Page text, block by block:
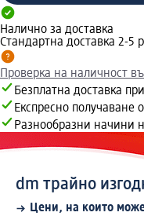
Налично за доставка
Стандартна доставка 2-5
Проверка на наличност
Безплатна доставка
Експресно получаване
Разнообразни начини
dm трайно
Цени, на които